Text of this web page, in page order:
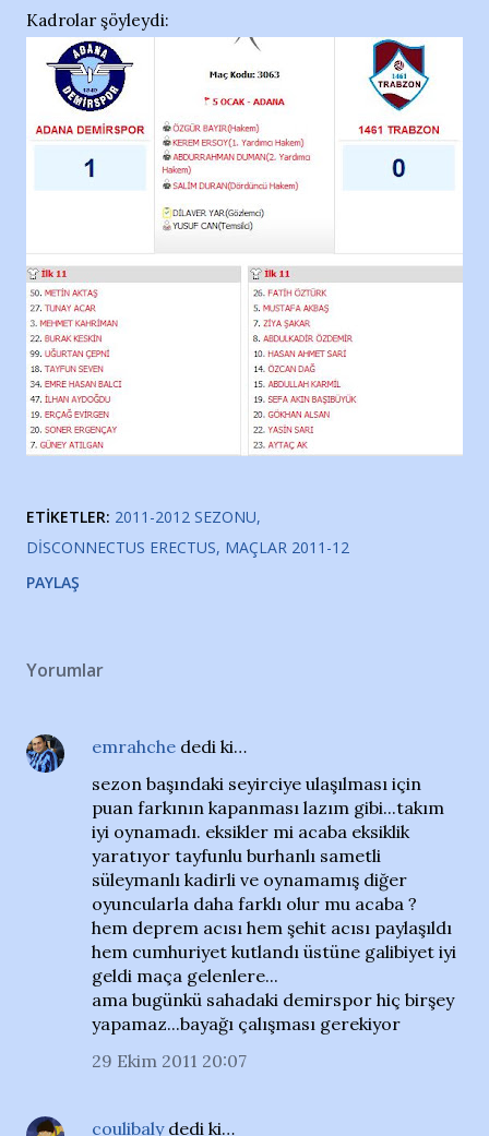
Kadrolar şöyleydi:
ETIKETLER: 2011-2012 SEZONU
DISCONNECTUS ERECTUS MAÇLAR 2011-12
PAYLAŞ
Yorumlar
emrahche dedi ki…
sezon başındaki seyirciye ulaşılması için
puan farkının kapanması lazım gibi...takım
iyi oynamadı. eksikler mi acaba eksiklik
yaratıyor tayfunlu burhanlı sametli
süleymanlı kadirli ve oynamamış diğer
oyuncularla daha farklı olur mu acaba ?
hem deprem acısı hem şehit acısı paylaşıldı
hem cumhuriyet kutlandı üstüne galibiyet iyi
geldi maça gelenlere...
ama bugünkü sahadaki demirspor hiç birşey
yapamaz...bayağı çalışması gerekiyor
29 Ekim 2011 20:07
coulibalydedi ki…